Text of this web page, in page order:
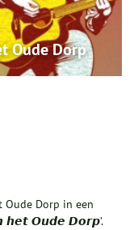
Oude Dorp
Oude Dorp in een
𝙝𝙚𝙩 𝙊𝙪𝙙𝙚 𝘿𝙤𝙧𝙥’.